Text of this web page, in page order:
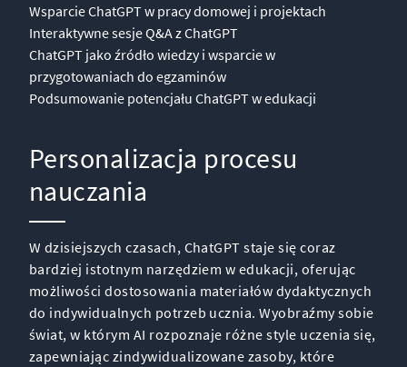
Wsparcie ChatGPT w pracy domowej i projektach
Interaktywne sesje Q&A z ChatGPT
ChatGPT jako źródło wiedzy i wsparcie w
przygotowaniach do egzaminów
Podsumowanie potencjału ChatGPT w edukacji
Personalizacja procesu
nauczania
W dzisiejszych czasach, ChatGPT staje się coraz
bardziej istotnym narzędziem w edukacji, oferując
możliwości dostosowania materiałów dydaktycznych
do indywidualnych potrzeb ucznia. Wyobraźmy sobie
świat, w którym AI rozpoznaje różne style uczenia się,
zapewniając zindywidualizowane zasoby, które